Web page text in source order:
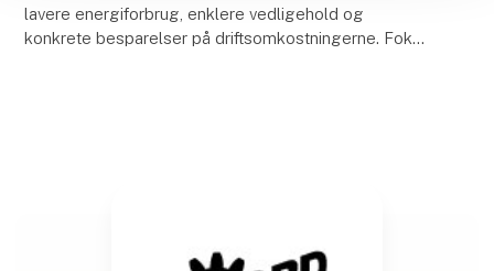
lavere energiforbrug, enklere vedligehold og
konkrete besparelser på driftsomkostningerne. Fokus